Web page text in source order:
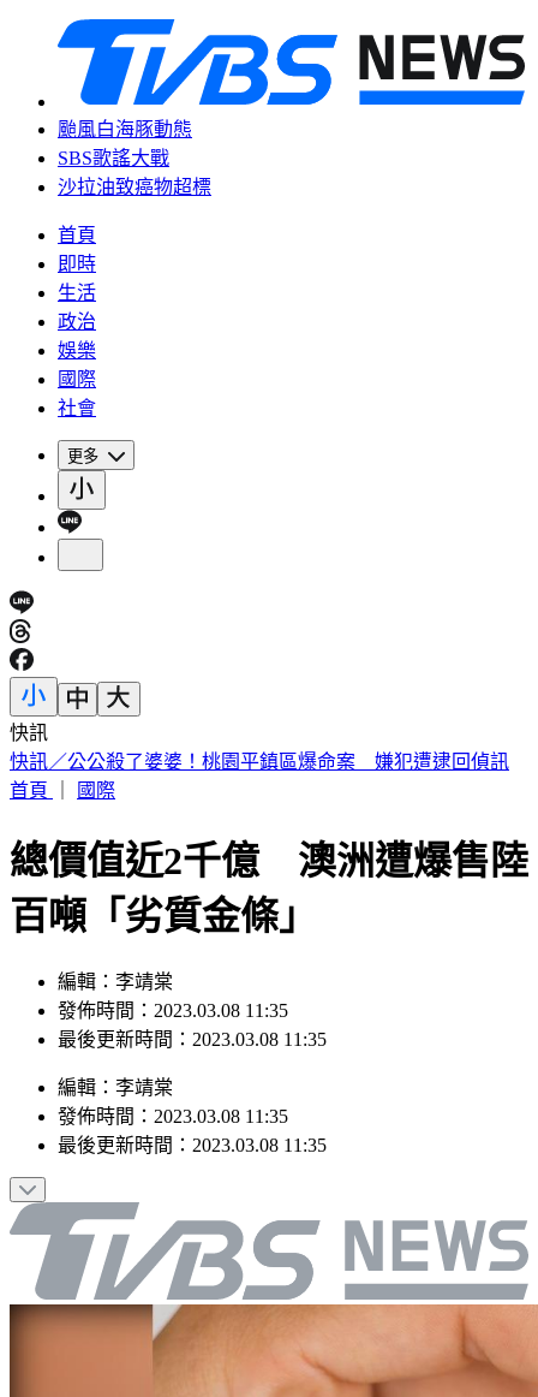
颱風白海豚動態
SBS歌謠大戰
沙拉油致癌物超標
首頁
即時
生活
政治
娛樂
國際
社會
更多
快訊
快訊／下午5點！被動元件大廠「年程科技」開重訊記者會
首頁
國際
總價值近2千億 澳洲遭爆售陸
百噸「劣質金條」
編輯：李靖棠
發佈時間：2023.03.08 11:35
最後更新時間：2023.03.08 11:35
編輯 ： 李靖棠
發佈時間： 2023.03.08 11:35
最後更新時間： 2023.03.08 11:35